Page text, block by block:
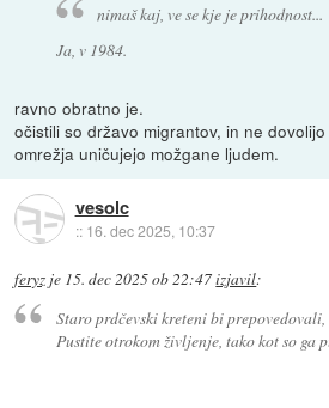
nimaš kaj, ve se kje je prihodnost...
Ja, v 1984.
ravno obratno je.
očistili so državo migrantov, in ne
omrežja uničujejo možgane ljudem.
vesolc
:: 16. dec 2025, 10:37
feryz je 15. dec 2025 ob 22:47izjavil:
Staro prdčevski kreteni bi
Pustite otrokom življenje, tako kot so ga